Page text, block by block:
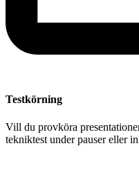
Testkörning
Vill du provköra
tekniktest under pauser eller